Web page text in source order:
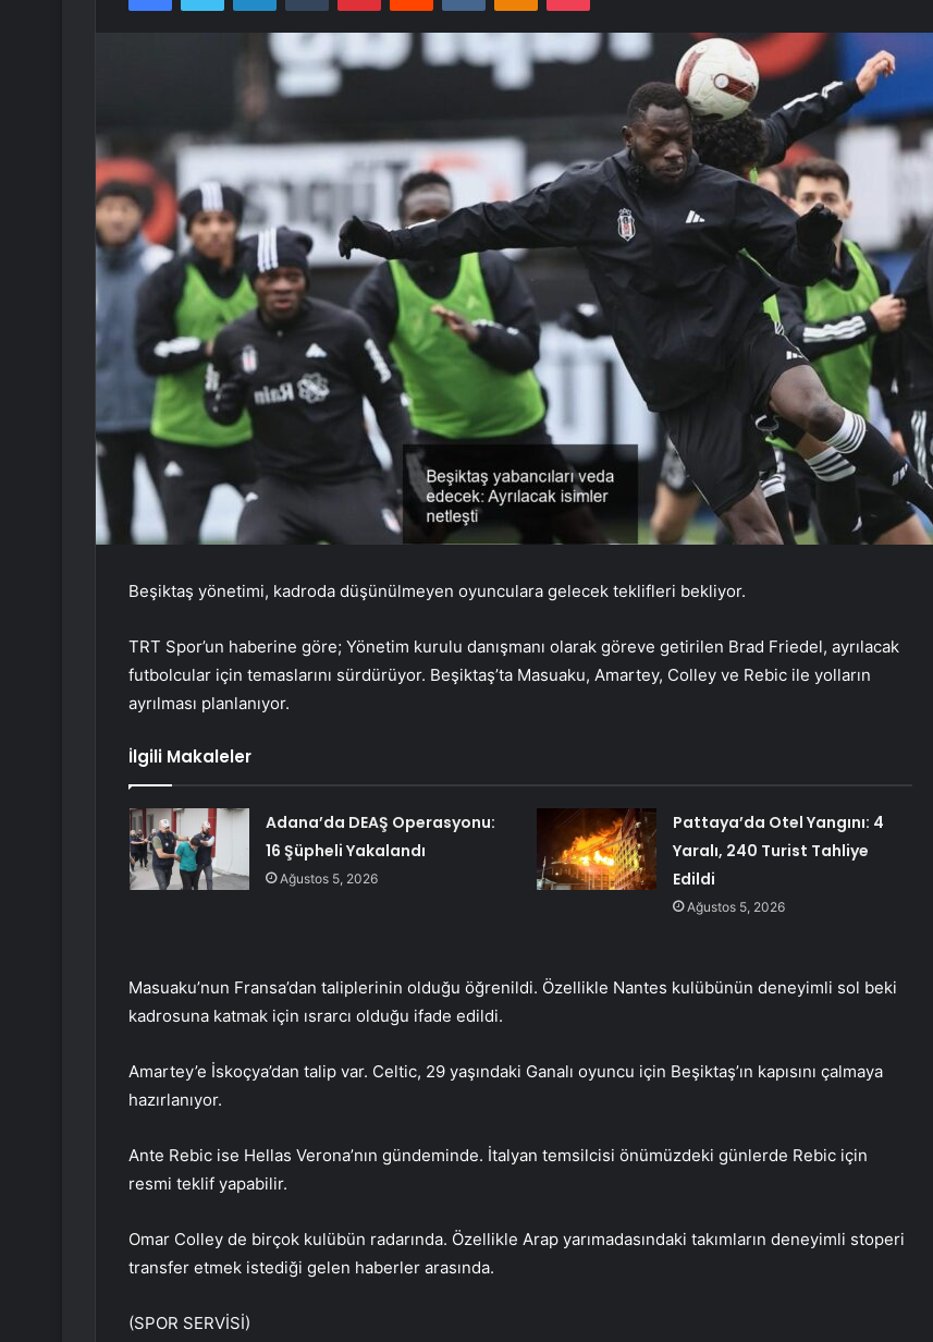
Beşiktaş yönetimi, kadroda düşünülmeyen oyunculara gelecek teklifleri bekliyor.
TRT Spor’un haberine göre; Yönetim kurulu danışmanı olarak göreve getirilen Brad Friedel, ayrılacak
futbolcular için temaslarını sürdürüyor. Beşiktaş’ta Masuaku, Amartey, Colley ve Rebic ile yolların
ayrılması planlanıyor.
İlgili Makaleler
Adana’da DEAŞ Operasyonu:
16 Şüpheli Yakalandı
Ağustos 5, 2026
Pattaya’da Otel Yangını: 4
Yaralı, 240 Turist Tahliye
Edildi
Ağustos 5, 2026
Masuaku’nun Fransa’dan taliplerinin olduğu öğrenildi. Özellikle Nantes kulübünün deneyimli sol beki
kadrosuna katmak için ısrarcı olduğu ifade edildi.
Amartey’e İskoçya’dan talip var. Celtic, 29 yaşındaki Ganalı oyuncu için Beşiktaş’ın kapısını çalmaya
hazırlanıyor.
Ante Rebic ise Hellas Verona’nın gündeminde. İtalyan temsilcisi önümüzdeki günlerde Rebic için
resmi teklif yapabilir.
Omar Colley de birçok kulübün radarında. Özellikle Arap yarımadasındaki takımların deneyimli stoperi
transfer etmek istediği gelen haberler arasında.
(SPOR SERVİSİ)